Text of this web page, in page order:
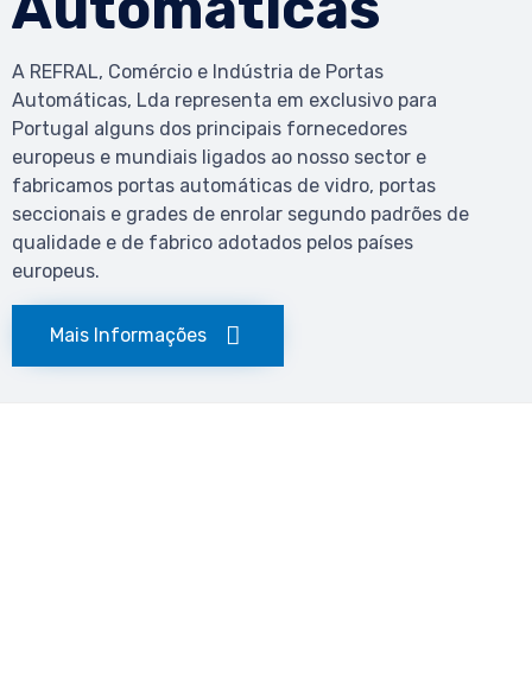
A REFRAL, Comércio e Indústria de Portas
Automáticas, Lda representa em exclusivo para
Portugal alguns dos principais fornecedores
europeus e mundiais ligados ao nosso sector e
fabricamos portas automáticas de vidro, portas
seccionais e grades de enrolar segundo padrões de
qualidade e de fabrico adotados pelos países
europeus.
Mais Informações